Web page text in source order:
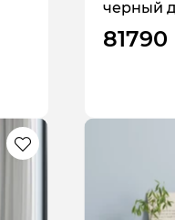
черный
81790